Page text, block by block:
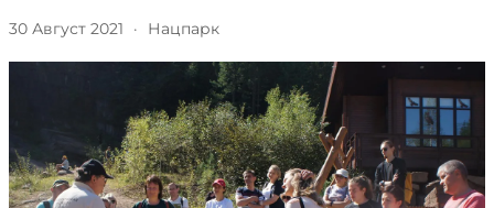
30 Август 2021 · Нацпарк